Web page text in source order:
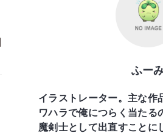
ふー
イラストレーター。主な作
ワハラで俺につらく当たる
魔剣士として出直すことに